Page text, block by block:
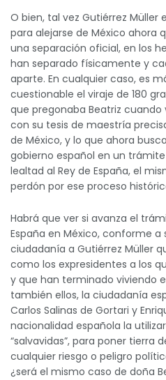
O bien, tal vez Gutiérrez
para alejarse de México ahora
una separación oficial, en los
han separado físicamente y
aparte. En cualquier caso, es
cuestionable el viraje de 180
que pregonaba Beatriz cuando
con su tesis de maestría
de México, y lo que ahora
gobierno español en un
lealtad al Rey de España, el
perdón por ese proceso
Habrá que ver si avanza el
España en México, conforme a
ciudadanía a Gutiérrez Müller
como los expresidentes a los
y que han terminado viviendo
también ellos, la ciudadanía
Carlos Salinas de Gortari y
nacionalidad española la
“salvavidas”, para poner tierra
cualquier riesgo o peligro
¿será el mismo caso de doña